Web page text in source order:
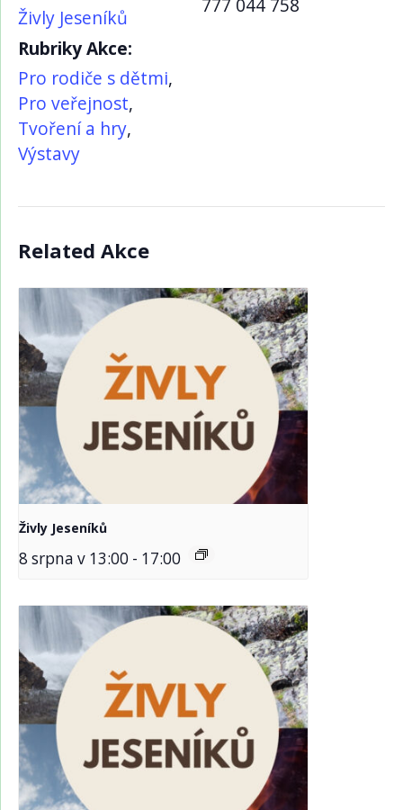
Živly Jeseníků
Rubriky Akce:
Pro rodiče s dětmi,
Pro veřejnost,
Tvoření a hry,
Výstavy
Related Akce
Živly Jeseníků
8 srpna v 13:00 - 17:00